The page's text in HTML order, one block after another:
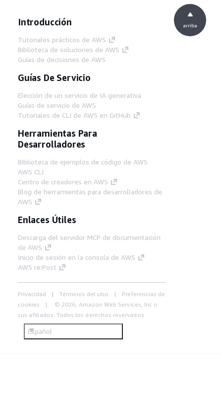
Introducción
Tutoriales prácticos de AWS
Biblioteca de soluciones de AWS
Guías de decisiones de AWS
Guías De Servicio
Elección de un servicio de IA generativa
Guías de servicio de AWS
Tutoriales de CLI de AWS en GitHub
Herramientas Para
Desarrolladores
Biblioteca de ejemplos de código de AWS
AWS CLI
Centro de creadores en AWS
Blog de herramientas para desarrolladores de
AWS
Enlaces Útiles
Descarga del servidor MCP de documentación
de AWS
Inicio de sesión en la consola de AWS
AWS re:Post
Privacidad Términos del sitio
Preferencias de
cookies
© 2026, Amazon Web Services, Inc o
sus afiliados. Todos los derechos reservados.
Español
arriba